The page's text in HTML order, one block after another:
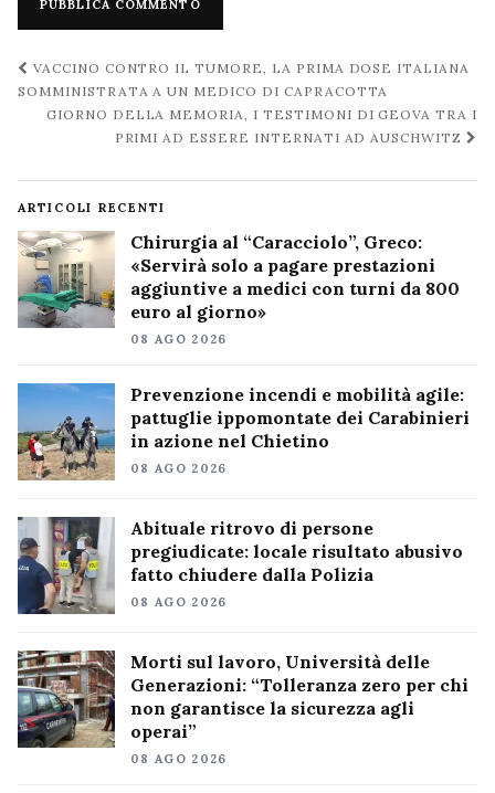
Navigazione
post
VACCINO CONTRO IL TUMORE, LA PRIMA DOSE ITALIANA
SOMMINISTRATA A UN MEDICO DI CAPRACOTTA
GIORNO DELLA MEMORIA, I TESTIMONI DI GEOVA TRA I
PRIMI AD ESSERE INTERNATI AD AUSCHWITZ
ARTICOLI RECENTI
Chirurgia al “Caracciolo”, Greco:
«Servirà solo a pagare prestazioni
aggiuntive a medici con turni da 800
euro al giorno»
08 AGO 2026
Prevenzione incendi e mobilità agile:
pattuglie ippomontate dei Carabinieri
in azione nel Chietino
08 AGO 2026
Abituale ritrovo di persone
pregiudicate: locale risultato abusivo
fatto chiudere dalla Polizia
08 AGO 2026
Morti sul lavoro, Università delle
Generazioni: “Tolleranza zero per chi
non garantisce la sicurezza agli
operai”
08 AGO 2026